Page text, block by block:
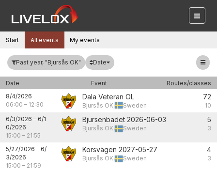
Start All events My events
Past year, "Bjursås OK" Date
Date Event
Routes/classes
8/4/2026
06:00 – 12:30
Dala Veteran OL
Bjursås OK, Sweden
72
10
6/3/2026 – 6/1
0/2026
15:00 – 21:55
Bjursenbadet 2026-06-03
Bjursås OK, Sweden
5
3
5/27/2026 – 6/
3/2026
15:00 – 21:59
Korsvägen 2027-05-27
Bjursås OK, Sweden
4
3